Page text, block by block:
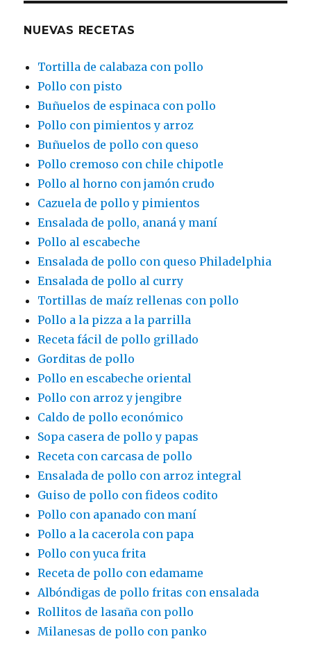
NUEVAS RECETAS
Tortilla de calabaza con pollo
Pollo con pisto
Buñuelos de espinaca con pollo
Pollo con pimientos y arroz
Buñuelos de pollo con queso
Pollo cremoso con chile chipotle
Pollo al horno con jamón crudo
Cazuela de pollo y pimientos
Ensalada de pollo, ananá y maní
Pollo al escabeche
Ensalada de pollo con queso Philadelphia
Ensalada de pollo al curry
Tortillas de maíz rellenas con pollo
Pollo a la pizza a la parrilla
Receta fácil de pollo grillado
Gorditas de pollo
Pollo en escabeche oriental
Pollo con arroz y jengibre
Caldo de pollo económico
Sopa casera de pollo y papas
Receta con carcasa de pollo
Ensalada de pollo con arroz integral
Guiso de pollo con fideos codito
Pollo con apanado con maní
Pollo a la cacerola con papa
Pollo con yuca frita
Receta de pollo con edamame
Albóndigas de pollo fritas con ensalada
Rollitos de lasaña con pollo
Milanesas de pollo con panko